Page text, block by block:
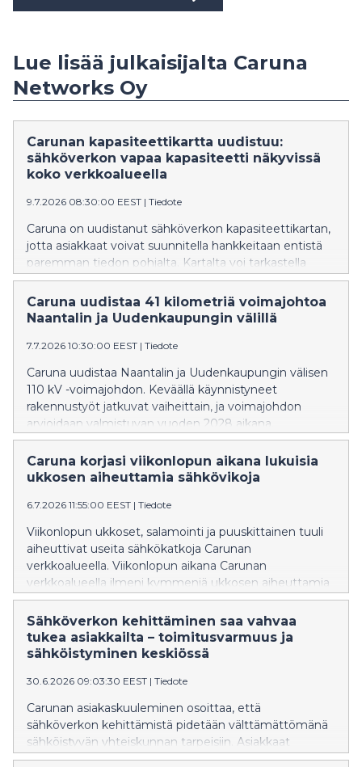
Lue lisää julkaisijalta Caruna
Networks Oy
Carunan kapasiteettikartta uudistuu:
sähköverkon vapaa kapasiteetti näkyvissä
koko verkkoalueella
9.7.2026 08:30:00 EEST | Tiedote
Caruna on uudistanut sähköverkon kapasiteettikartan,
jotta asiakkaat voivat suunnitella hankkeitaan entistä
paremman tiedon pohjalta. Kartalta voi tarkastella
sähköverkon vapaata kapasiteettia kaikilla
jännitetasoilla ja tehdä hankkeiden liityntäkyselyitä.
Caruna uudistaa 41 kilometriä voimajohtoa
Naantalin ja Uudenkaupungin välillä
7.7.2026 10:30:00 EEST | Tiedote
Caruna uudistaa Naantalin ja Uudenkaupungin välisen
110 kV -voimajohdon. Keväällä käynnistyneet
rakennustyöt jatkuvat vaiheittain, ja voimajohdon
arvioidaan valmistuvan vuoden 2028 aikana.
Caruna korjasi viikonlopun aikana lukuisia
ukkosen aiheuttamia sähkövikoja
6.7.2026 11:55:00 EEST | Tiedote
Viikonlopun ukkoset, salamointi ja puuskittainen tuuli
aiheuttivat useita sähkökatkoja Carunan
verkkoalueella. Viikonlopun aikana Carunan
verkkoalueella ilmeni kymmeniä ukkosen aiheuttamia
vikoja verkossa, varsinkin lounais-Suomessa, Länsi-
Uudellamaalla sekä jonkin verran Etelä-Pohjanmaan
alueella.
Sähköverkon kehittäminen saa vahvaa
tukea asiakkailta – toimitusvarmuus ja
sähköistyminen keskiössä
30.6.2026 09:03:30 EEST | Tiedote
Carunan asiakaskuuleminen osoittaa, että
sähköverkon kehittämistä pidetään välttämättömänä
sähköistyvän yhteiskunnan tarpeisiin. Asiakkaat
korostavat erityisesti toimitusvarmuutta, kapasiteetin